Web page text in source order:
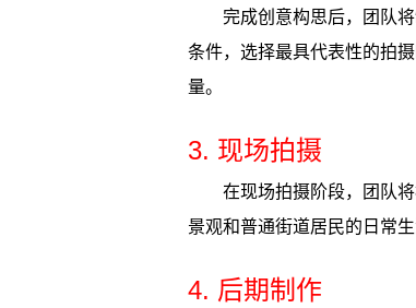
完成创意构思后，团队
条件，选择最具代表性的拍
量。
3. 现场拍摄
在现场拍摄阶段，团队
景观和普通街道居民的日常
4. 后期制作